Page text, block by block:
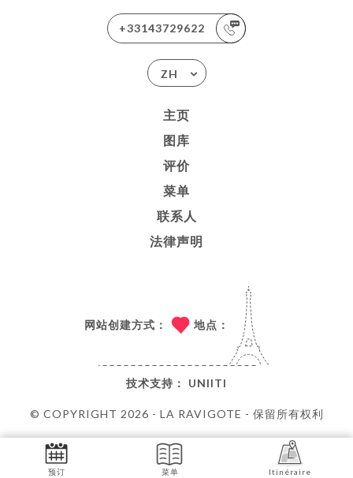
+33143729622
ZH
主页
图库
评价
菜单
联系人
法律声明
© COPYRIGHT 2026 - LA RAVIGOTE - 保留所有权利
网站创建方式： 地点：
技术支持： UNIITI
预订 菜单 Itinéraire